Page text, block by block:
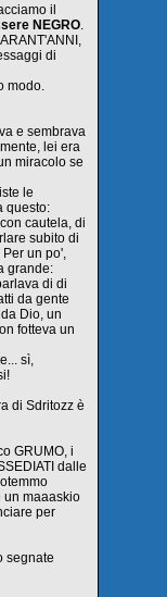
il
NEGRO.
di
modo.
e sembrava
lei era
miracolo se
le
questo:
cautela, di
subito di
un po',
grande:
di di
da gente
Dio, un
fotteva un
sì,
di Sdritozz è
GRUMO, i
dalle
un maaaskio
per
segnate